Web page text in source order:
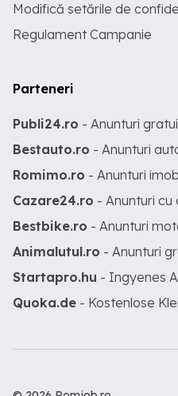
Modifică setările de
Regulament Campanie
Parteneri
Publi24.ro - Anunturi
Bestauto.ro - Anunturi
Romimo.ro - Anunturi
Cazare24.ro - Anunturi
Bestbike.ro - Anunturi
Animalutul.ro - Anunturi
Startapro.hu - Ingyenes
Quoka.de - Kostenlose